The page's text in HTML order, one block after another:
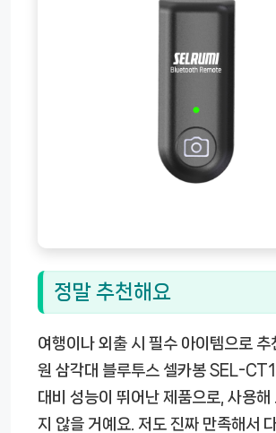
정말 추천해요
여행이나 외출 시 필수 아이템으로 추
원 삼각대 블루투스 셀카봉 SEL-
대비 성능이 뛰어난 제품으로, 사용해
지 않을 거예요. 저도 진짜 만족해서